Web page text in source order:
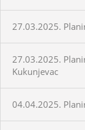
27.03.2025.
27.03.2025.
Kukunjevac
04.04.2025.